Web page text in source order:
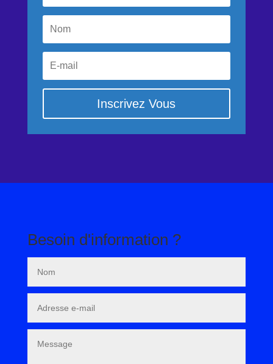
Inscrivez Vous
Besoin d'information ?